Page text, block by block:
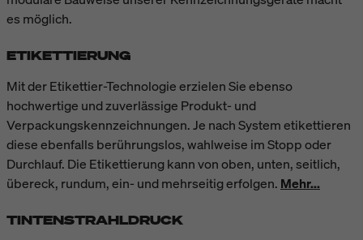
es möglich.
ETIKETTIERUNG
Mit der Etikettier-Technologie erzielen Sie ebenso
hochwertige und zuverlässige Produkt- und
Verpackungskennzeichnungen. Je nach System etikettieren
diese ebenfalls berührungslos, wahlweise im Stopp oder
Durchlauf. Die Etikettierung kann von oben, unten, seitlich,
übereck, rundum, ein- und mehrseitig erfolgen. Mehr...
TINTENSTRAHLDRUCK